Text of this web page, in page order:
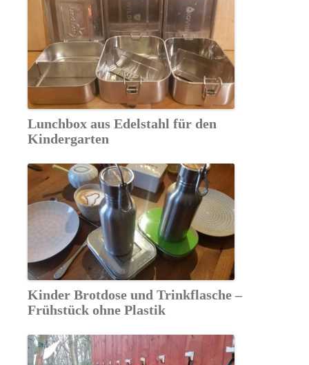
Lunchbox aus Edelstahl für den
Kindergarten
Kinder Brotdose und Trinkflasche –
Frühstück ohne Plastik